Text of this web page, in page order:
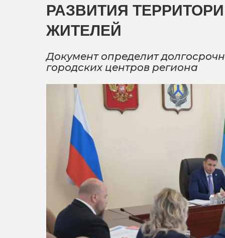
РАЗВИТИЯ
ЖИТЕЛЕЙ
Документ определит
городских центров региона